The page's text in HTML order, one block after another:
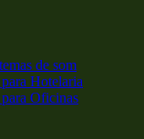
de som
Hotelaria
Oficinas